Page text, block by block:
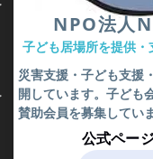
​NPO法人
子ども居場所を提供・
災害支援・子ども支援
開しています。子ども
賛助会員を募集していま
公式ペー